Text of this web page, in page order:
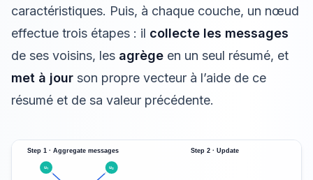
caractéristiques. Puis, à chaque couche, un nœud
effectue trois étapes : il collecte les messages
de ses voisins, les agrège en un seul résumé, et
met à jour son propre vecteur à l’aide de ce
résumé et de sa valeur précédente.